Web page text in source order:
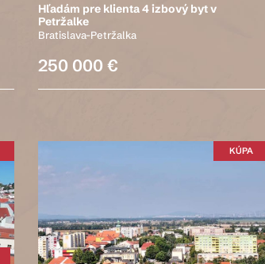
Hľadám pre klienta 4 izbový byt v
Petržalke
Bratislava-Petržalka
250 000 €
KÚPA